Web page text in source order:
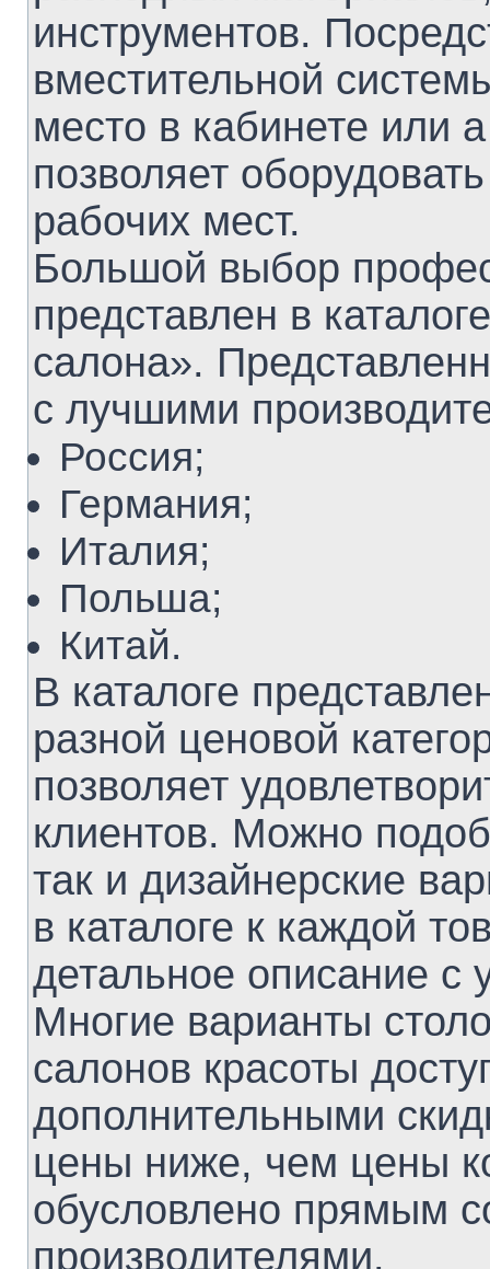
инструментов.
вместительной
место в кабинете или
позволяет
рабочих мест.
Большой выбор
представлен в
салона».
с лучшими
Россия;
Германия;
Италия;
Польша;
Китай.
В каталоге
разной ценовой
позволяет
клиентов. Можно
так и дизайнерские
в каталоге к каждой
детальное описание с
Многие варианты
салонов красоты
дополнительными
цены ниже, чем цены
обусловлено прямым
производителями.